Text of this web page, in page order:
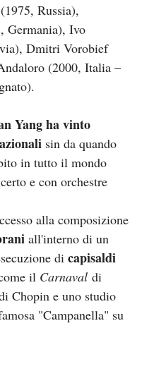
Russia),
Germania), Ivo
Dmitri Vorobief
(2000, Italia –
Yang ha vinto
sin da quando
in tutto il mondo
e con orchestre
alla composizione
all'interno di un
di capisaldi
il Carnaval di
Chopin e uno studio
"Campanella" su